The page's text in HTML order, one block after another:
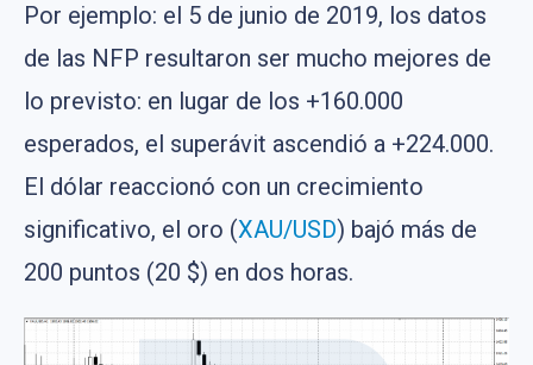
Por ejemplo: el 5 de junio de 2019, los datos
de las NFP resultaron ser mucho mejores de
lo previsto: en lugar de los +160.000
esperados, el superávit ascendió a +224.000.
El dólar reaccionó con un crecimiento
significativo, el oro (XAU/USD) bajó más de
200 puntos (20 $) en dos horas.